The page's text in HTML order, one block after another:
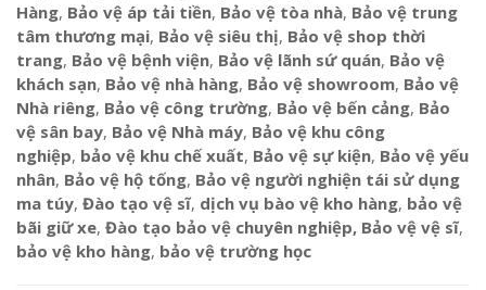
Hàng, Bảo vệ áp tải tiền, Bảo vệ tòa nhà, Bảo vệ trung
tâm thương mại, Bảo vệ siêu thị, Bảo vệ shop thời
trang, Bảo vệ bệnh viện, Bảo vệ lãnh sứ quán, Bảo vệ
khách sạn, Bảo vệ nhà hàng, Bảo vệ showroom, Bảo vệ
Nhà riêng, Bảo vệ công trường, Bảo vệ bến cảng, Bảo
vệ sân bay, Bảo vệ Nhà máy, Bảo vệ khu công
nghiệp, bảo vệ khu chế xuất, Bảo vệ sự kiện, Bảo vệ yếu
nhân, Bảo vệ hộ tống, Bảo vệ người nghiện tái sử dụng
ma túy, Đào tạo vệ sĩ, dịch vụ bào vệ kho hàng, bảo vệ
bãi giữ xe, Đào tạo bảo vệ chuyên nghiệp, Bảo vệ vệ sĩ,
bảo vệ kho hàng, bảo vệ trường học